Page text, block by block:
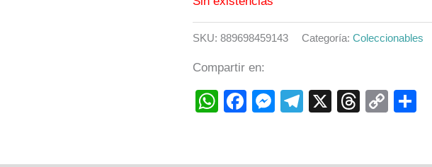
SKU: 889698459143 Categoría: Coleccionables
Compartir en:
WhatsApp
Facebook
Messenger
Telegram
X Threads
Copy